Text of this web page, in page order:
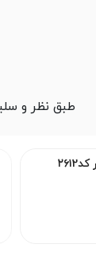
طبق نظر و